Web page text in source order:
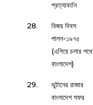
প্রত্যাবর্তন
28.
বিজয় দিবস
পালন-১৯৭৫
(এগিয়ে চলার পথে
বাংলাদেশ)
29.
ভুটানের রাজার
বাংলাদেশ সফর